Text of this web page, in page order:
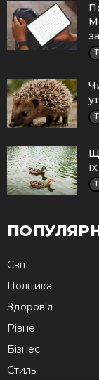
Cвіт
Політика
Здоров'я
Рівне
Бізнес
Стиль